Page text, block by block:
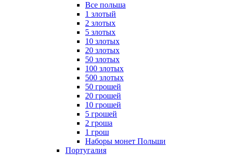
Все польша
1 злотый
2 злотых
5 злотых
10 злотых
20 злотых
50 злотых
100 злотых
500 злотых
50 грошей
20 грошей
10 грошей
5 грошей
2 гроша
1 грош
Наборы монет Польши
Португалия